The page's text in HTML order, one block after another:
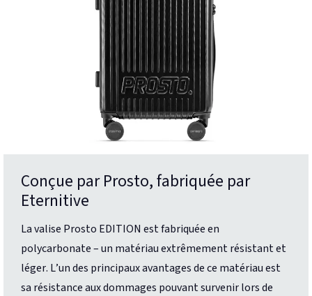
Conçue par Prosto, fabriquée par
Eternitive
La valise Prosto EDITION est fabriquée en
polycarbonate – un matériau extrêmement résistant et
léger. L’un des principaux avantages de ce matériau est
sa résistance aux dommages pouvant survenir lors de